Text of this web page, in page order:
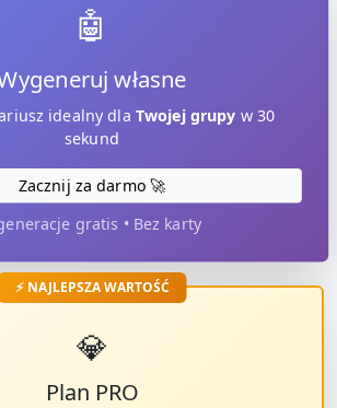
🤖
własne
idealny dla Twojej grupy w 30
sekund
Zacznij za darmo 🚀
gratis • Bez karty
⚡ NAJLEPSZA WARTOŚĆ
💎
Plan PRO